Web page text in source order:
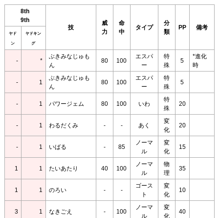
8th
9th
技
威
力
命
中
タイプ
分
類
PP 備考
ヤド
ン
ヤドキン
グ
- *
ぶきみなじゅも
ん
80 100
エスパ
ー
特
殊
5
*進化
時
- 1
ぶきみなじゅも
ん
80 100
エスパ
ー
特
殊
5
- 1 パワージェム 80 100 いわ
特
殊
20
- 1 わるだくみ - - あく
変
化
20
- 1 いばる - 85
ノーマ
ル
変
化
15
1 1 たいあたり 40 100
ノーマ
ル
物
理
35
1 1 のろい - -
ゴース
ト
変
化
10
3 1 なきごえ - 100
ノーマ
ル
変
化
40